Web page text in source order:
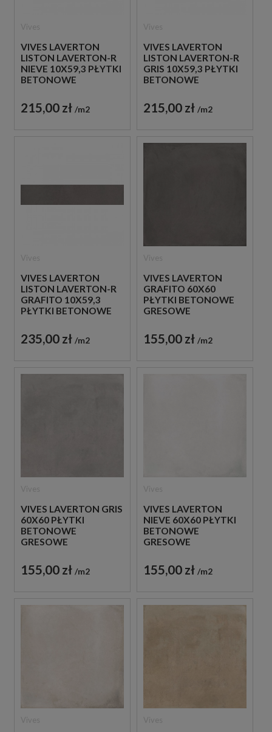
VIVES LAVERTON
LISTON LAVERTON-R
NIEVE 10X59,3 PŁYTKI
BETONOWE
215,00 zł m2
VIVES LAVERTON
LISTON LAVERTON-R
GRIS 10X59,3 PŁYTKI
BETONOWE
215,00 zł m2
VIVES LAVERTON
LISTON LAVERTON-R
GRAFITO 10X59,3
PŁYTKI BETONOWE
235,00 zł m2
VIVES LAVERTON
GRAFITO 60X60
PŁYTKI BETONOWE
GRESOWE
155,00 zł m2
VIVES LAVERTON GRIS
60X60 PŁYTKI
BETONOWE
GRESOWE
155,00 zł m2
VIVES LAVERTON
NIEVE 60X60 PŁYTKI
BETONOWE
GRESOWE
155,00 zł m2